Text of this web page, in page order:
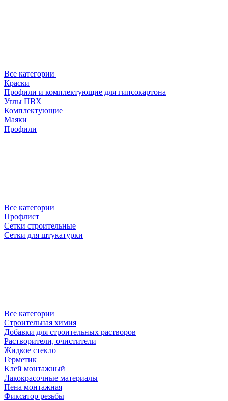
Все категории
Краски
Профили и комплектующие для гипсокартона
Углы ПВХ
Комплектующие
Маяки
Профили
Все категории
Профлист
Сетки строительные
Сетки для штукатурки
Все категории
Строительная химия
Добавки для строительных растворов
Растворители, очистители
Жидкое стекло
Герметик
Клей монтажный
Лакокрасочные материалы
Пена монтажная
Фиксатор резьбы